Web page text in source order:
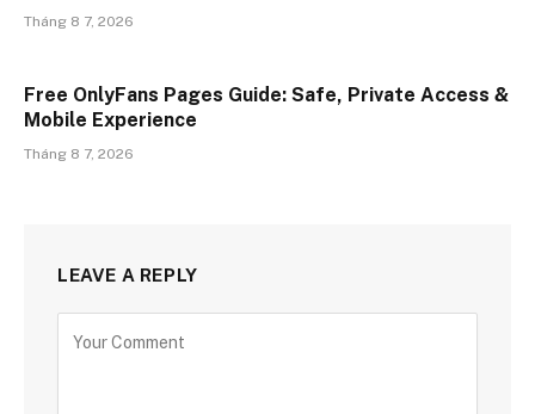
Tháng 8 7, 2026
Free OnlyFans Pages Guide: Safe, Private Access &
Mobile Experience
Tháng 8 7, 2026
LEAVE A REPLY